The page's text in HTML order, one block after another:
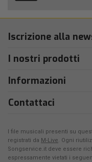
Iscrizione alla
I nostri prodotti
Informazioni
Contattaci
I file musicali presenti su
registrati da M-Live. Ogni
Songservice.it deve essere
espressamente vietati i